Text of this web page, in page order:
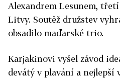
Alexandrem Lesunem,
Litvy. Soutěž družstev
obsadilo maďarské trio.
Karjakinovi vyšel závod
devátý v plavání a nejlepší